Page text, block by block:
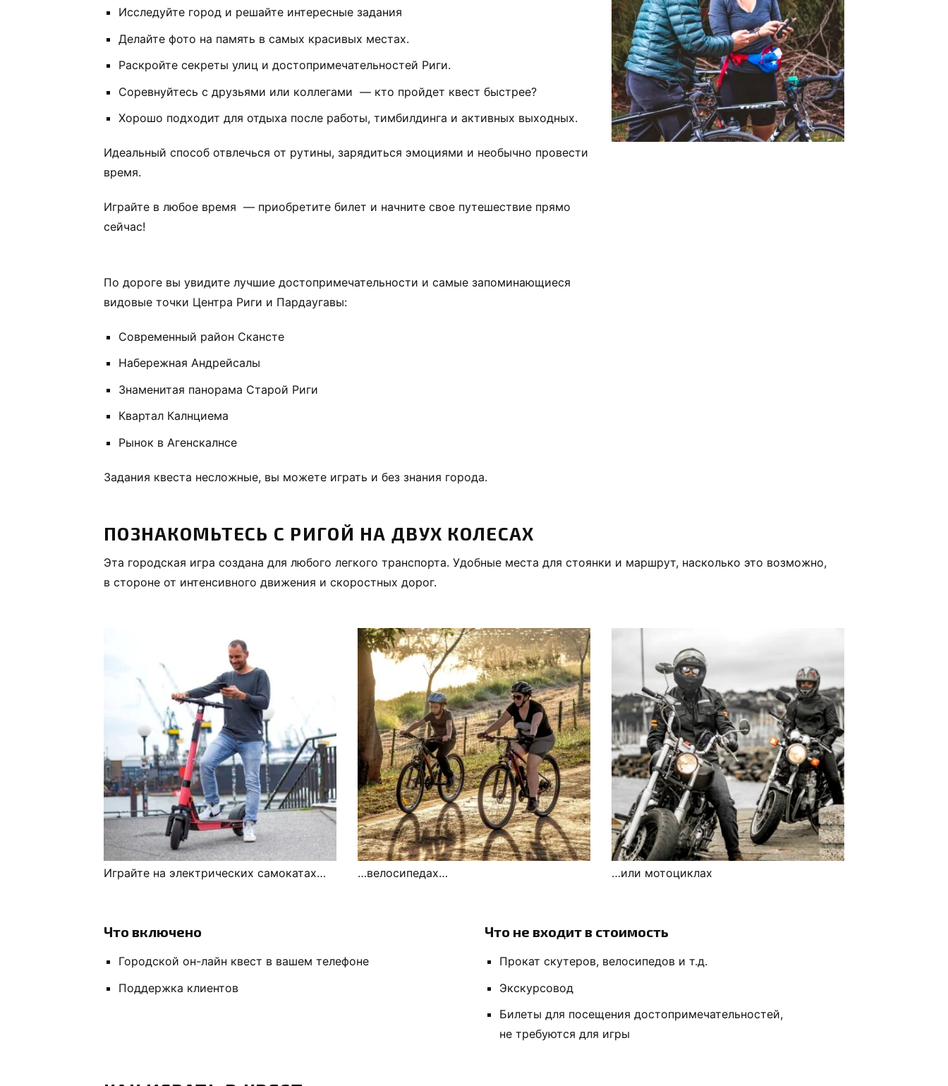
Исследуйте город и решайте интересные задания
Делайте фото на память в самых красивых местах.
Раскройте секреты улиц и достопримечательностей Риги.
Соревнуйтесь с друзьями или коллегами — кто пройдет квест быстрее?
Хорошо подходит для отдыха после работы, тимбилдинга и активных выходных.
Идеальный способ отвлечься от рутины, зарядиться эмоциями и необычно провести
время.
Играйте в любое время — приобретите билет и начните свое путешествие прямо
сейчас!
По дороге вы увидите лучшие достопримечательности и самые запоминающиеся
видовые точки Центра Риги и Пардаугавы:
Современный район Скансте
Набережная Андрейсалы
Знаменитая панорама Старой Риги
Квартал Калнциема
Рынок в Агенскалнсе
Задания квеста несложные, вы можете играть и без знания города.
ПОЗНАКОМЬТЕСЬ С РИГОЙ НА ДВУХ КОЛЕСАХ
Эта городская игра создана для любого легкого транспорта. Удобные места для стоянки и маршрут, насколько это возможно,
в стороне от интенсивного движения и скоростных дорог.
Играйте на электрических самокатах… …велосипедах… …или мотоциклах
Что включено
Городской он-лайн квест в вашем телефоне
Поддержка клиентов
Что не входит в стоимость
Прокат скутеров, велосипедов и т.д.
Экскурсовод
Билеты для посещения достопримечательностей,
не требуются для игры